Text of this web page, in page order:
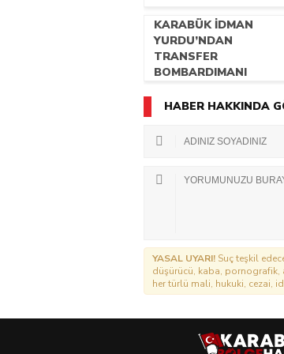
KARABÜK İDMAN
YURDU’NDAN
TRANSFER
BOMBARDIMANI
HABER HAKKINDA
YASAL UYARI! Suç teşkil
düşürücü, kaba, pornografik,
her türlü mali, hukuki, cezai,